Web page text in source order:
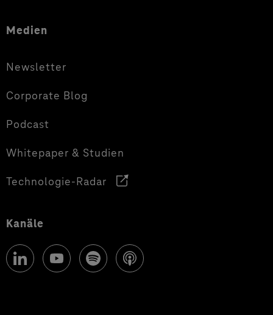
Medien
Newsletter
Corporate Blog
Podcast
Whitepaper & Studien
Technologie-Radar
Kanäle